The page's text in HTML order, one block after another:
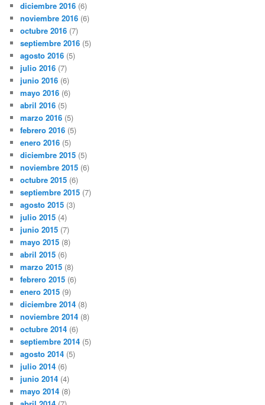
diciembre 2016 (6)
noviembre 2016 (6)
octubre 2016 (7)
septiembre 2016 (5)
agosto 2016 (5)
julio 2016 (7)
junio 2016 (6)
mayo 2016 (6)
abril 2016 (5)
marzo 2016 (5)
febrero 2016 (5)
enero 2016 (5)
diciembre 2015 (5)
noviembre 2015 (6)
octubre 2015 (6)
septiembre 2015 (7)
agosto 2015 (3)
julio 2015 (4)
junio 2015 (7)
mayo 2015 (8)
abril 2015 (6)
marzo 2015 (8)
febrero 2015 (6)
enero 2015 (9)
diciembre 2014 (8)
noviembre 2014 (8)
octubre 2014 (6)
septiembre 2014 (5)
agosto 2014 (5)
julio 2014 (6)
junio 2014 (4)
mayo 2014 (8)